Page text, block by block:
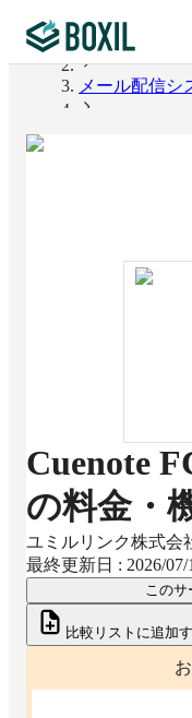
カテゴリから探す
BOXILの使い方ガ
BOXIL
メール配信シ
Cuenote
の料金・
ユミルリンク株式会
最終更新日 : 2026/07/
このサ
比較リストに追加